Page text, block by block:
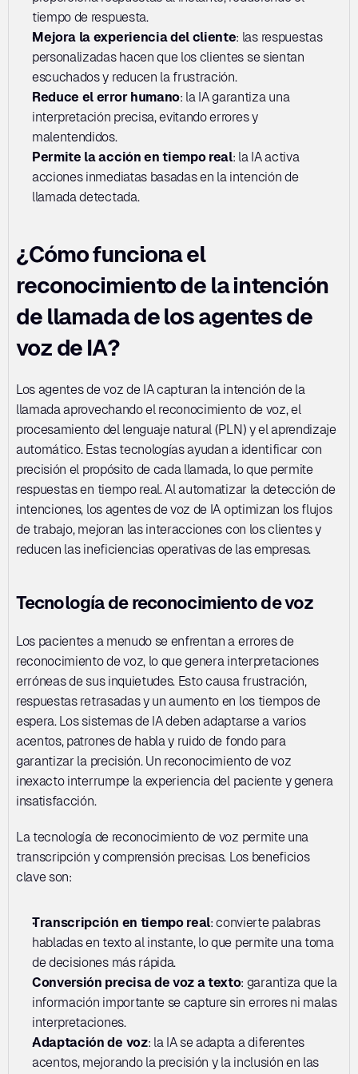
tiempo de respuesta.
Mejora la experiencia del cliente: las respuestas
personalizadas hacen que los clientes se sientan
escuchados y reducen la frustración.
Reduce el error humano: la IA garantiza una
interpretación precisa, evitando errores y
malentendidos.
Permite la acción en tiempo real: la IA activa
acciones inmediatas basadas en la intención de
llamada detectada.
¿Cómo funciona el
reconocimiento de la intención
de llamada de los agentes de
voz de IA?
Los agentes de voz de IA capturan la intención de la
llamada aprovechando el reconocimiento de voz, el
procesamiento del lenguaje natural (PLN) y el aprendizaje
automático. Estas tecnologías ayudan a identificar con
precisión el propósito de cada llamada, lo que permite
respuestas en tiempo real. Al automatizar la detección de
intenciones, los agentes de voz de IA optimizan los flujos
de trabajo, mejoran las interacciones con los clientes y
reducen las ineficiencias operativas de las empresas.
Tecnología de reconocimiento de voz
Los pacientes a menudo se enfrentan a errores de
reconocimiento de voz, lo que genera interpretaciones
erróneas de sus inquietudes. Esto causa frustración,
respuestas retrasadas y un aumento en los tiempos de
espera. Los sistemas de IA deben adaptarse a varios
acentos, patrones de habla y ruido de fondo para
garantizar la precisión. Un reconocimiento de voz
inexacto interrumpe la experiencia del paciente y genera
insatisfacción.
La tecnología de reconocimiento de voz permite una
transcripción y comprensión precisas. Los beneficios
clave son:
Transcripción en tiempo real: convierte palabras
habladas en texto al instante, lo que permite una toma
de decisiones más rápida.
Conversión precisa de voz a texto: garantiza que la
información importante se capture sin errores ni malas
interpretaciones.
Adaptación de voz: la IA se adapta a diferentes
acentos, mejorando la precisión y la inclusión en las